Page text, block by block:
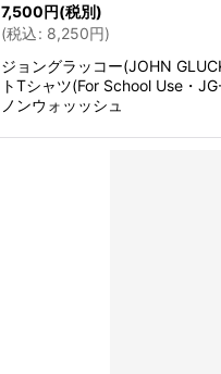
7,500円(税別)
(税込: 8,250円)
ジョングラッコー(JOHN
トTシャツ(For School Use・
ノンウォッッシュ